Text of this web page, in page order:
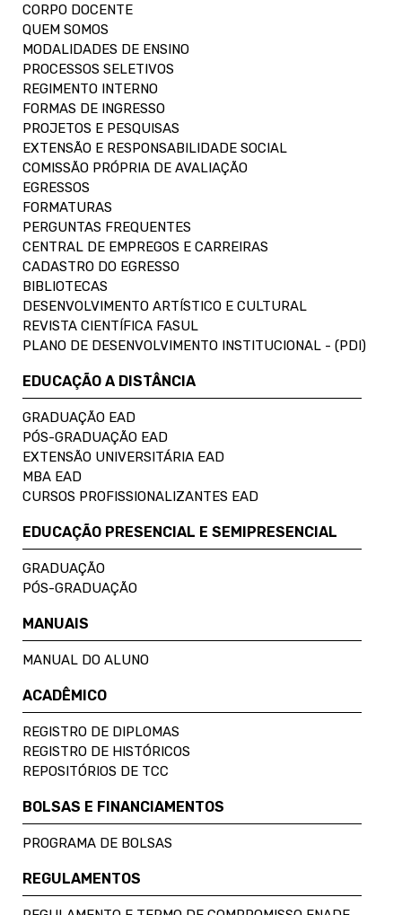
CORPO DOCENTE
QUEM SOMOS
MODALIDADES DE ENSINO
PROCESSOS SELETIVOS
REGIMENTO INTERNO
FORMAS DE INGRESSO
PROJETOS E PESQUISAS
EXTENSÃO E RESPONSABILIDADE SOCIAL
COMISSÃO PRÓPRIA DE AVALIAÇÃO
EGRESSOS
FORMATURAS
PERGUNTAS FREQUENTES
CENTRAL DE EMPREGOS E CARREIRAS
CADASTRO DO EGRESSO
BIBLIOTECAS
DESENVOLVIMENTO ARTÍSTICO E CULTURAL
REVISTA CIENTÍFICA FASUL
PLANO DE DESENVOLVIMENTO INSTITUCIONAL - (PDI)
EDUCAÇÃO A DISTÂNCIA
GRADUAÇÃO EAD
PÓS-GRADUAÇÃO EAD
EXTENSÃO UNIVERSITÁRIA EAD
MBA EAD
CURSOS PROFISSIONALIZANTES EAD
EDUCAÇÃO PRESENCIAL E SEMIPRESENCIAL
GRADUAÇÃO
PÓS-GRADUAÇÃO
MANUAIS
MANUAL DO ALUNO
ACADÊMICO
REGISTRO DE DIPLOMAS
REGISTRO DE HISTÓRICOS
REPOSITÓRIOS DE TCC
BOLSAS E FINANCIAMENTOS
PROGRAMA DE BOLSAS
REGULAMENTOS